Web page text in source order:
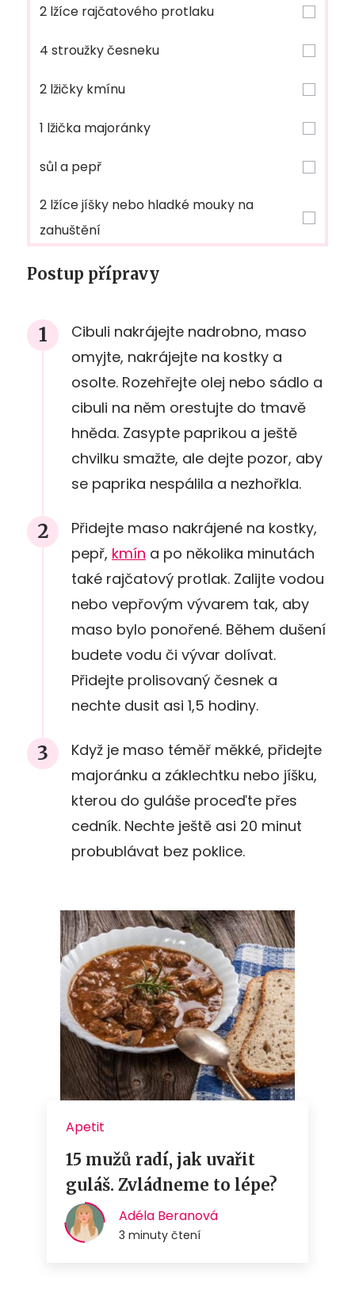
2 lžíce rajčatového protlaku
4 stroužky česneku
2 lžičky kmínu
1 lžička majoránky
sůl a pepř
2 lžíce jíšky nebo hladké mouky na
zahuštění
Postup přípravy
Cibuli nakrájejte nadrobno, maso
omyjte, nakrájejte na kostky a
osolte. Rozehřejte olej nebo sádlo a
cibuli na něm orestujte do tmavě
hněda. Zasypte paprikou a ještě
chvilku smažte, ale dejte pozor, aby
se paprika nespálila a nezhořkla.
Přidejte maso nakrájené na kostky,
pepř, kmín a po několika minutách
také rajčatový protlak. Zalijte vodou
nebo vepřovým vývarem tak, aby
maso bylo ponořené. Během dušení
budete vodu či vývar dolívat.
Přidejte prolisovaný česnek a
nechte dusit asi 1,5 hodiny.
Když je maso téměř měkké, přidejte
majoránku a záklechtku nebo jíšku,
kterou do guláše proceďte přes
cedník. Nechte ještě asi 20 minut
probublávat bez poklice.